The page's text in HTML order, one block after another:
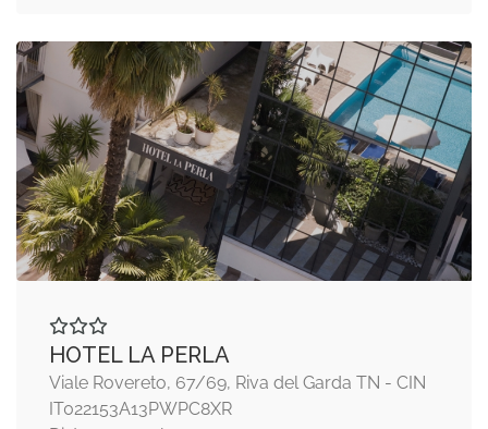
HOTEL LA PERLA
Viale Rovereto, 67/69, Riva del Garda TN - CIN
IT022153A13PWPC8XR